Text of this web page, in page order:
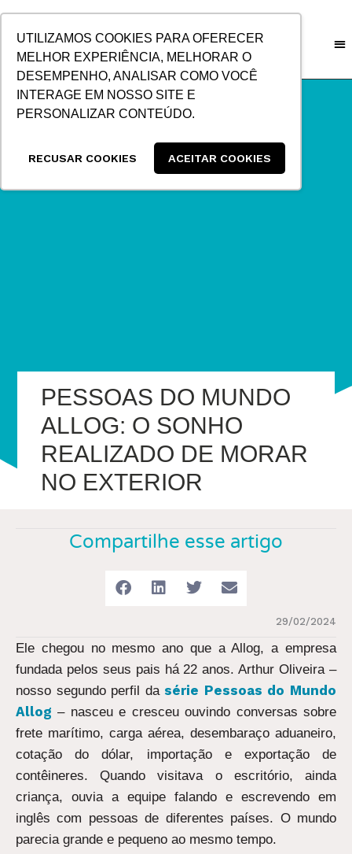
UTILIZAMOS COOKIES PARA OFERECER
MELHOR EXPERIÊNCIA, MELHORAR O
DESEMPENHO, ANALISAR COMO VOCÊ
INTERAGE EM NOSSO SITE E
PERSONALIZAR CONTEÚDO.
RECUSAR COOKIES ACEITAR COOKIES
CONTEÚDO
PESSOAS DO MUNDO
ALLOG: O SONHO
REALIZADO DE MORAR
NO EXTERIOR
Compartilhe esse artigo
29/02/2024
Ele chegou no mesmo ano que a Allog, a empresa
fundada pelos seus pais há 22 anos. Arthur Oliveira –
nosso segundo perfil da série Pessoas do Mundo
Allog – nasceu e cresceu ouvindo conversas sobre
frete marítimo, carga aérea, desembaraço aduaneiro,
cotação do dólar, importação e exportação de
contêineres. Quando visitava o escritório, ainda
criança, ouvia a equipe falando e escrevendo em
inglês com pessoas de diferentes países. O mundo
parecia grande e pequeno ao mesmo tempo.